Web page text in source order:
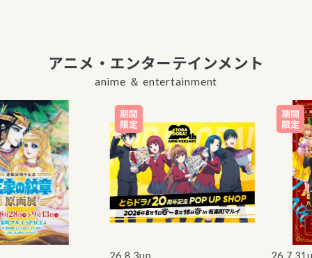
アニメ・エンターテインメント
anime ＆ entertainment
26.8.3up 26.7.31up